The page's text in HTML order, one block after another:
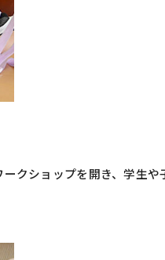
クショップを開き、学生